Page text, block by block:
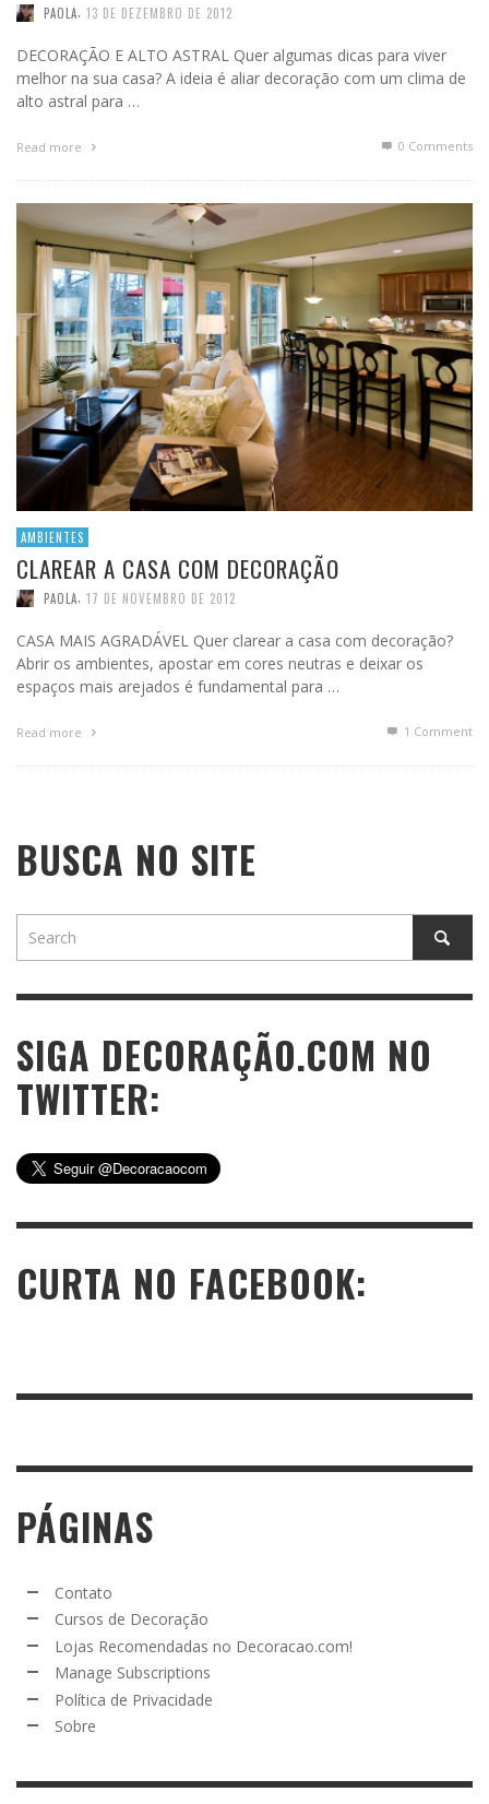
PAOLA 13 DE DEZEMBRO DE 2012
DECORAÇÃO E ALTO ASTRAL Quer algumas dicas para viver
melhor na sua casa? A ideia é aliar decoração com um clima de
alto astral para …
Read more 0 Comments
AMBIENTES
CLAREAR A CASA COM DECORAÇÃO
PAOLA 17 DE NOVEMBRO DE 2012
CASA MAIS AGRADÁVEL Quer clarear a casa com decoração?
Abrir os ambientes, apostar em cores neutras e deixar os
espaços mais arejados é fundamental para …
Read more 1 Comment
BUSCA NO SITE
SIGA DECORAÇÃO.COM NO
TWITTER:
CURTA NO FACEBOOK:
PÁGINAS
Contato
Cursos de Decoração
Lojas Recomendadas no Decoracao.com!
Manage Subscriptions
Política de Privacidade
Sobre